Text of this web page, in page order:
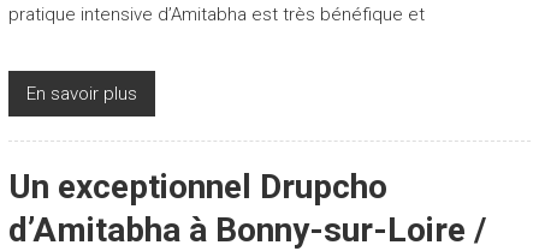
pratique intensive d’Amitabha est très bénéfique et
En savoir plus
Un exceptionnel Drupcho
d’Amitabha à Bonny-sur-Loire /